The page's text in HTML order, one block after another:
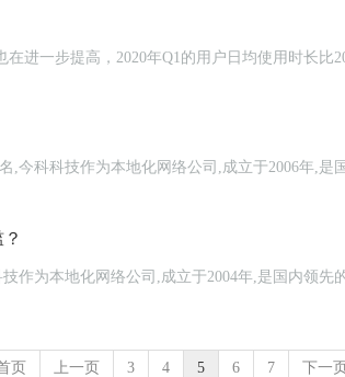
进一步提高，2020年Q1的用户日均使用时长比
,今科科技作为本地化网络公司,成立于2006年,
作为本地化网络公司,成立于2004年,是国内领
页 上一页 3 4 5 6 7 下一页